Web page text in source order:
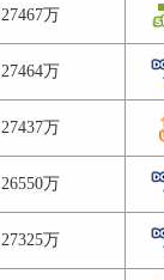
27467万
27464万
27437万
26550万
27325万